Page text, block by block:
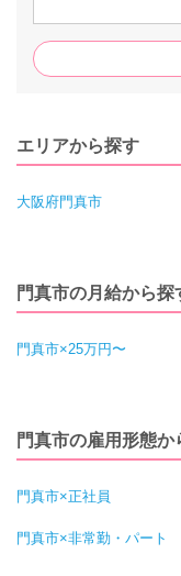
エリアから探す
大阪府門真市
門真市の月給から探
門真市×25万円〜
門真市の雇用形態か
門真市×正社員
門真市×非常勤・パート